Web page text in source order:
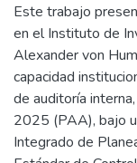
Este trabajo
en el Instituto de
Alexander von
capacidad
de auditoría
2025 (PAA), bajo
Integrado de